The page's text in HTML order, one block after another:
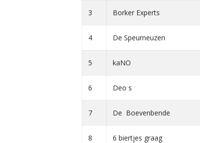
3 Borker Experts
4 De Speurneuzen
5 kaNO
6 Deo s
7 De Boevenbende
8 6 biertjes graag